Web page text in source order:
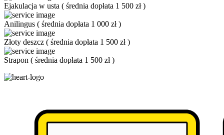
Ejakulacja w usta ( średnia dopłata 1 500 zł)
Anilingus ( średnia dopłata 1 000 zł)
Złoty deszcz ( średnia dopłata 1 500 zł)
Strapon ( średnia dopłata 1 500 zł)